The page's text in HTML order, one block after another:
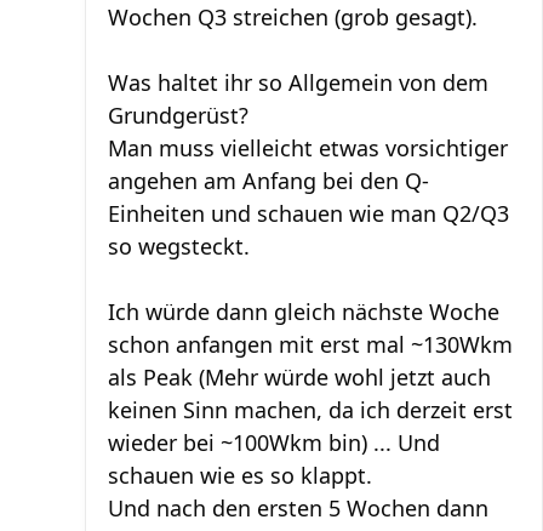
Wochen Q3 streichen (grob gesagt).
Was haltet ihr so Allgemein von dem
Grundgerüst?
Man muss vielleicht etwas vorsichtiger
angehen am Anfang bei den Q-
Einheiten und schauen wie man Q2/Q3
so wegsteckt.
Ich würde dann gleich nächste Woche
schon anfangen mit erst mal ~130Wkm
als Peak (Mehr würde wohl jetzt auch
keinen Sinn machen, da ich derzeit erst
wieder bei ~100Wkm bin) ... Und
schauen wie es so klappt.
Und nach den ersten 5 Wochen dann